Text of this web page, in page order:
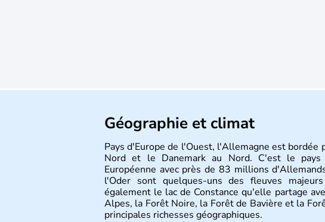
Géographie et climat
Pays d'Europe de l'Ouest, l'Allemagne est bordée
Nord et le Danemark au Nord. C'est le
Européenne avec près de 83 millions
l'Oder sont quelques-uns des fleuves
également le lac de Constance qu'elle partage
Alpes, la Forêt Noire, la Forêt de Bavière et la
principales richesses géographiques.